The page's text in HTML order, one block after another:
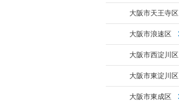
大阪市天王寺区
大阪市浪速区
大阪市西淀川区
大阪市東淀川区
大阪市東成区